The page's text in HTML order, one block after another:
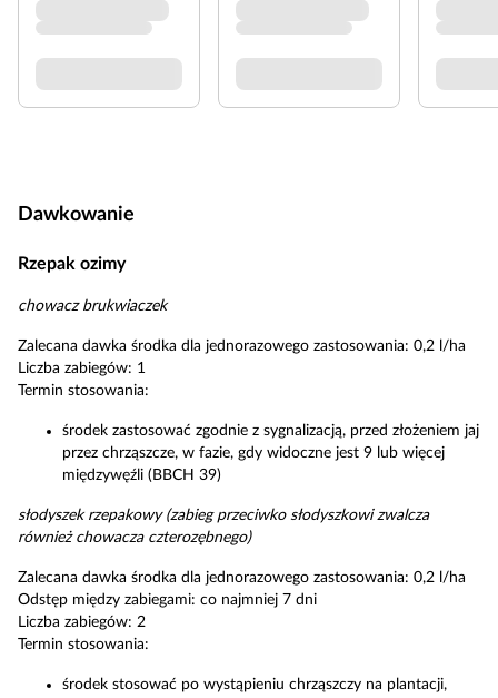
Dawkowanie
Rzepak ozimy
chowacz brukwiaczek
Zalecana dawka środka dla jednorazowego zastosowania: 0,2 l/ha
Liczba zabiegów: 1
Termin stosowania:
środek zastosować zgodnie z sygnalizacją, przed złożeniem jaj
przez chrząszcze, w fazie, gdy widoczne jest 9 lub więcej
międzywęźli (BBCH 39)
słodyszek rzepakowy (zabieg przeciwko słodyszkowi zwalcza
również chowacza czterozębnego)
Zalecana dawka środka dla jednorazowego zastosowania: 0,2 l/ha
Odstęp między zabiegami: co najmniej 7 dni
Liczba zabiegów: 2
Termin stosowania:
środek stosować po wystąpieniu chrząszczy na plantacji,